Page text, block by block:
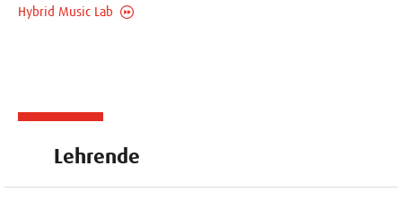
Hybrid Music Lab
Lehrende